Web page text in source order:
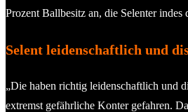
Prozent Ballbesitz an, die Selenter indes
Selent leidenschaftlich und
„Die haben richtig leidenschaftlich und
extremst gefährliche Konter gefahren.